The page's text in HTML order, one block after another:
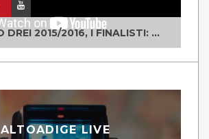
UNO TWO DREI 2015/2016, I FINALISTI: CLASSE IV ALS ISTITUTO "DEGASPERI" BORGO VALSUGANA
ALTOADIGE LIVE